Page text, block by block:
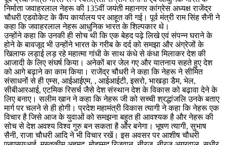
निर्माता जवाहरलाल नेहरू की 135वीं जयंती महानगर कांग्रेस अध्यक्ष राजेंद्र
चौधरी एडवोकेट के कैंप कार्यालय पर आहूत की गई। पूर्व मंत्री राम सिंह सैनी ने
कहा कि जवाहरलाल नेहरू आधुनिक भारत के शिल्पकार थे।
उन्होंने कहा कि उनकी ही सोच थी कि एक बेहद पढ़े लिखे एवं संपन्न घराने के
होने के बावजूद भी उन्होंने भारत के गरीब के दर्द को समझा और अंग्रेजों के
खिलाफ लड़ाई लड़ रहे महात्मा गांधी के साथ कंधे से कंधा मिलाकर देश की
आजादी के लिए संघर्ष किया। अनेकों बार जेल गए और यातनाय सहते हुए देश
को आगे बढ़ाने का काम किया। राजेंद्र चौधरी ने कहा कि नेहरू ने सीमित
संसाधनों से ही एम्स, आईआईएम, , आईआईटी, इसरो, भाखड़ा डैम, भेल,
सीबीआरआई, एटमिक रिसर्च जैसे देश संस्थान देश के विकास को बढ़ावा देने के
लिए बनाए। सलीम खान ने कहा कि नेहरू जी को सच्ची श्रद्धांजलि उनके बताए
मार्ग पर चलने से ही होगी। प्रदेश महामंत्री विकास त्यागी ने कहा कि नेहरू एक
विचार है जिसे आज के युवाओं को समझना बहुत ही आवश्यक है और नेहरू की
सोच से देश अवश्य विश्व गुरु बन सकता है और बनेगा। भूषण त्यागी, सुभाष
सैनी, राजा चौधरी आदि ने भी विचार रखें। इस अवसर पर आशीष चौधरी